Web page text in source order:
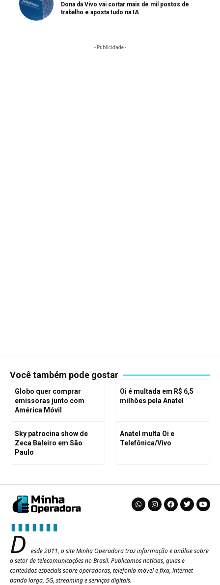
Dona da Vivo vai cortar mais de mil postos de
trabalho e aposta tudo na IA
- Publicidade -
Você também pode gostar
Globo quer comprar
emissoras junto com
América Móvil
Oi é multada em R$ 6,5
milhões pela Anatel
Sky patrocina show de
Zeca Baleiro em São
Paulo
Anatel multa Oi e
Telefônica/Vivo
D
esde 2011, o site Minha Operadora traz informação e análise sobre
o setor de telecomunicações no Brasil. Publicamos notícias, guias e
conteúdos especiais sobre operadoras, telefonia móvel e fixa, internet
banda larga, 5G, streaming e serviços digitais.